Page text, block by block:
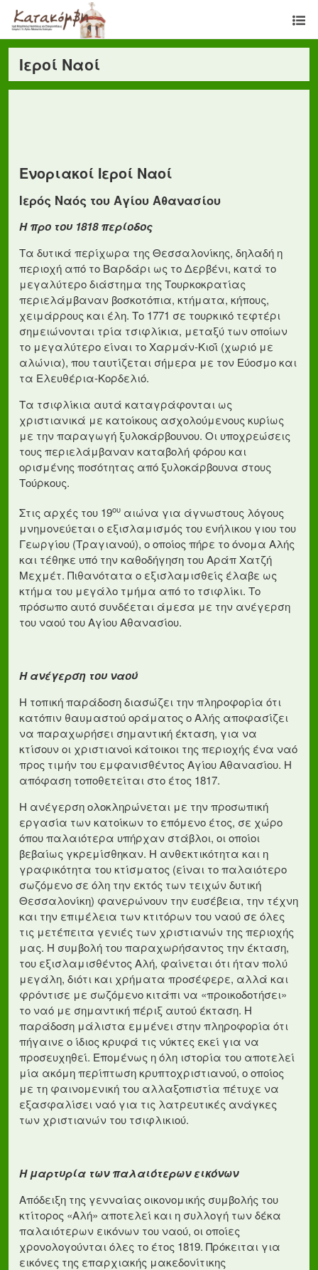
Ιεροί Ναοί
Ενοριακοί Ιεροί Ναοί
Ιερός Ναός του Αγίου Αθανασίου
Η προ του 1818 περίοδος
Τα δυτικά περίχωρα της Θεσσαλονίκης, δηλαδή η
περιοχή από το Βαρδάρι ως το Δερβένι, κατά το
μεγαλύτερο διάστημα της Τουρκοκρατίας
περιελάμβαναν βοσκοτόπια, κτήματα, κήπους,
χειμάρρους και έλη. Το 1771 σε τουρκικό τεφτέρι
σημειώνονται τρία τσιφλίκια, μεταξύ των οποίων
το μεγαλύτερο είναι το Χαρμάν-Κιοΐ (χωριό με
αλώνια), που ταυτίζεται σήμερα με τον Εύοσμο και
τα Ελευθέρια-Κορδελιό.
Τα τσιφλίκια αυτά καταγράφονται ως
χριστιανικά με κατοίκους ασχολούμενους κυρίως
με την παραγωγή ξυλοκάρβουνου. Οι υποχρεώσεις
τους περιελάμβαναν καταβολή φόρου και
ορισμένης ποσότητας από ξυλοκάρβουνα στους
Τούρκους.
Στις αρχές του 19ου αιώνα για άγνωστους λόγους
μνημονεύεται ο εξισλαμισμός του ενήλικου γιου του
Γεωργίου (Τραγιανού), ο οποίος πήρε το όνομα Αλής
και τέθηκε υπό την καθοδήγηση του Αράπ Χατζή
Μεχμέτ. Πιθανότατα ο εξισλαμισθείς έλαβε ως
κτήμα του μεγάλο τμήμα από το τσιφλίκι. Το
πρόσωπο αυτό συνδέεται άμεσα με την ανέγερση
του ναού του Αγίου Αθανασίου.
Η ανέγερση του ναού
Η τοπική παράδοση διασώζει την πληροφορία ότι
κατόπιν θαυμαστού οράματος ο Αλής αποφασίζει
να παραχωρήσει σημαντική έκταση, για να
κτίσουν οι χριστιανοί κάτοικοι της περιοχής ένα ναό
προς τιμήν του εμφανισθέντος Αγίου Αθανασίου. Η
απόφαση τοποθετείται στο έτος 1817.
Η ανέγερση ολοκληρώνεται με την προσωπική
εργασία των κατοίκων το επόμενο έτος, σε χώρο
όπου παλαιότερα υπήρχαν στάβλοι, οι οποίοι
βεβαίως γκρεμίσθηκαν. Η ανθεκτικότητα και η
γραφικότητα του κτίσματος (είναι το παλαιότερο
σωζόμενο σε όλη την εκτός των τειχών δυτική
Θεσσαλονίκη) φανερώνουν την ευσέβεια, την τέχνη
και την επιμέλεια των κτιτόρων του ναού σε όλες
τις μετέπειτα γενιές των χριστιανών της περιοχής
μας. Η συμβολή του παραχωρήσαντος την έκταση,
του εξισλαμισθέντος Αλή, φαίνεται ότι ήταν πολύ
μεγάλη, διότι και χρήματα προσέφερε, αλλά και
φρόντισε με σωζόμενο κιτάπι να «προικοδοτήσει»
το ναό με σημαντική πέριξ αυτού έκταση. Η
παράδοση μάλιστα εμμένει στην πληροφορία ότι
πήγαινε ο ίδιος κρυφά τις νύκτες εκεί για να
προσευχηθεί. Επομένως η όλη ιστορία του αποτελεί
μία ακόμη περίπτωση κρυπτοχριστιανού, ο οποίος
με τη φαινομενική του αλλαξοπιστία πέτυχε να
εξασφαλίσει ναό για τις λατρευτικές ανάγκες
των χριστιανών του τσιφλικιού.
Η μαρτυρία των παλαιότερων εικόνων
Απόδειξη της γενναίας οικονομικής συμβολής του
κτίτορος «Αλή» αποτελεί και η συλλογή των δέκα
παλαιότερων εικόνων του ναού, οι οποίες
χρονολογούνται όλες το έτος 1819. Πρόκειται για
εικόνες της επαρχιακής μακεδονίτικης